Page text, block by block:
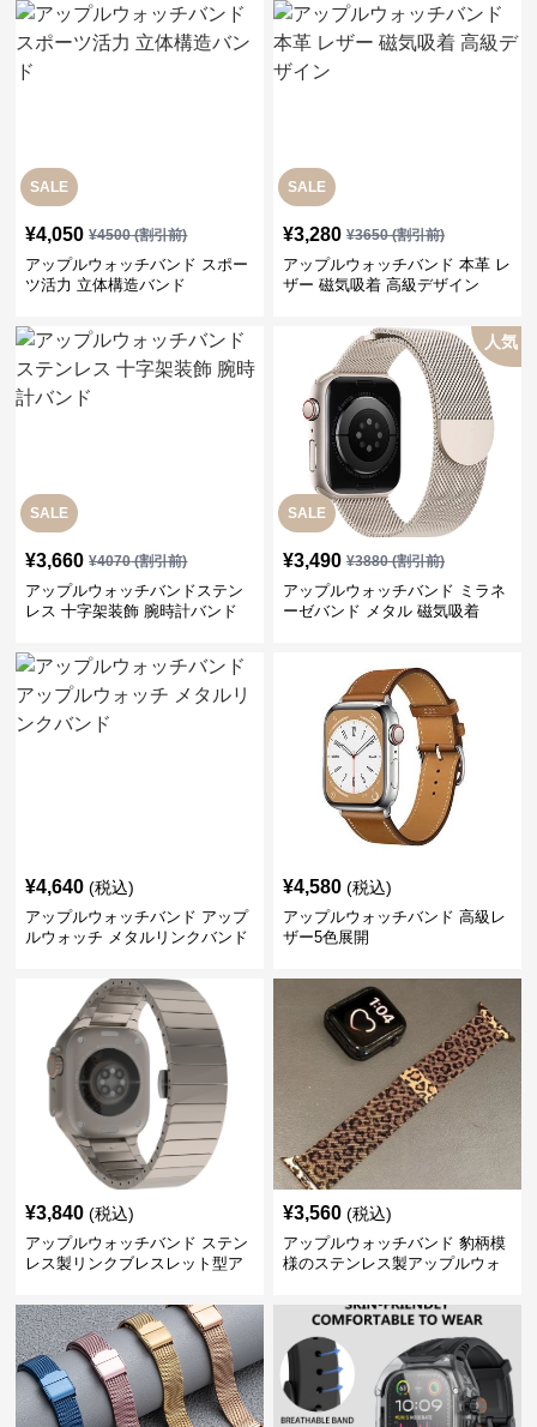
SALE
¥4,050 ¥4500(割引前)
アップルウォッチバンド スポー
ツ活力 立体構造バンド
SALE
¥3,280 ¥3650(割引前)
アップルウォッチバンド 本革 レ
ザー 磁気吸着 高級デザイン
SALE
¥3,660 ¥4070(割引前)
アップルウォッチバンドステン
レス 十字架装飾 腕時計バンド
SALE
人気
¥3,490 ¥3880(割引前)
アップルウォッチバンド ミラネ
ーゼバンド メタル 磁気吸着
¥4,640 (税込)
アップルウォッチバンド アップ
ルウォッチ メタルリンクバンド
¥4,580 (税込)
アップルウォッチバンド 高級レ
ザー5色展開
¥3,840 (税込)
アップルウォッチバンド ステン
レス製リンクブレスレット型ア
¥3,560 (税込)
アップルウォッチバンド 豹柄模
様のステンレス製アップルウォ